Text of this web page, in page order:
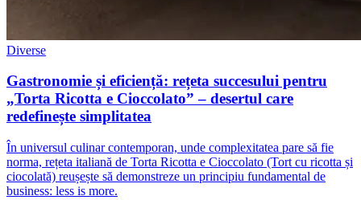
Diverse
Gastronomie și eficiență: rețeta succesului pentru
„Torta Ricotta e Cioccolato” – desertul care
redefinește simplitatea
În universul culinar contemporan, unde complexitatea pare să fie
norma, rețeta italiană de Torta Ricotta e Cioccolato (Tort cu ricotta și
ciocolată) reușește să demonstreze un principiu fundamental de
business: less is more.